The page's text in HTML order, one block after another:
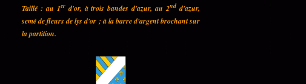
Taillé : au 1erd'or, à trois bandes d'azur, au 2nd d'azur,
semé de fleurs de lys d'or ; à la barre d'argent brochant sur
la partition.